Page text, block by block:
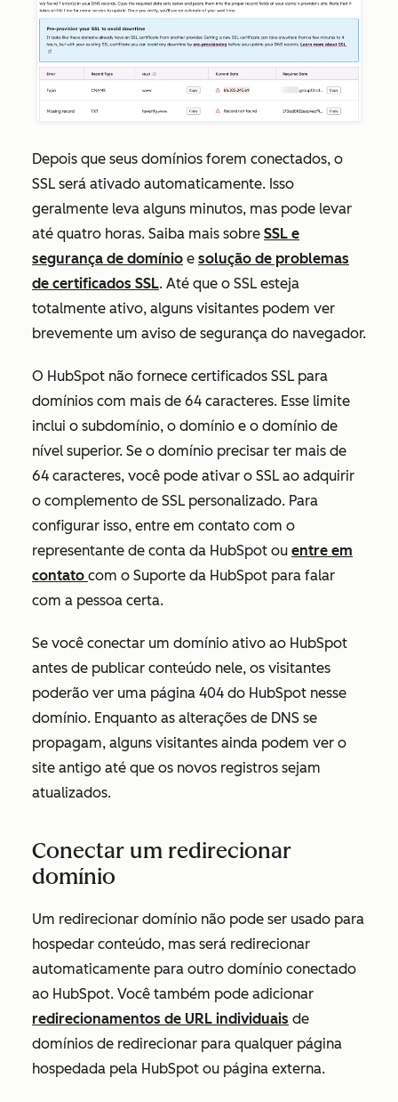
Depois que seus domínios forem conectados, o
SSL será ativado automaticamente. Isso
geralmente leva alguns minutos, mas pode levar
até quatro horas. Saiba mais sobre SSL e
segurança de domínio e solução de problemas
de certificados SSL. Até que o SSL esteja
totalmente ativo, alguns visitantes podem ver
brevemente um aviso de segurança do navegador.
O HubSpot não fornece certificados SSL para
domínios com mais de 64 caracteres. Esse limite
inclui o subdomínio, o domínio e o domínio de
nível superior. Se o domínio precisar ter mais de
64 caracteres, você pode ativar o SSL ao adquirir
o complemento de SSL personalizado. Para
configurar isso, entre em contato com o
representante de conta da HubSpot ou entre em
contato com o Suporte da HubSpot para falar
com a pessoa certa.
Se você conectar um domínio ativo ao HubSpot
antes de publicar conteúdo nele, os visitantes
poderão ver uma página 404 do HubSpot nesse
domínio. Enquanto as alterações de DNS se
propagam, alguns visitantes ainda podem ver o
site antigo até que os novos registros sejam
atualizados.
Conectar um redirecionar
domínio
Um redirecionar domínio não pode ser usado para
hospedar conteúdo, mas será redirecionar
automaticamente para outro domínio conectado
ao HubSpot. Você também pode adicionar
redirecionamentos de URL individuais de
domínios de redirecionar para qualquer página
hospedada pela HubSpot ou página externa.